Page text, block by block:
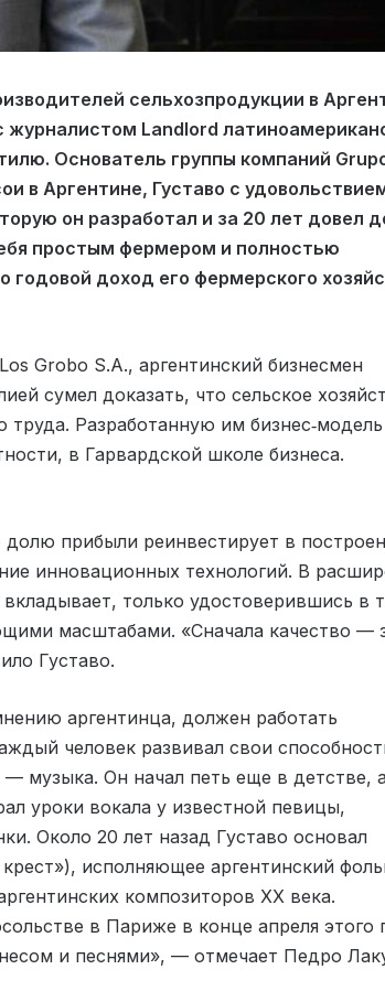
сельхоз­продукции в
Landlord
Основатель группы компаний
в Аргентине, Густаво с
он разработал и за 20 лет довел
простым фермером и полностью
годовой доход его фермерского
Grobo S.A., аргентинский бизнесмен
сумел доказать, что сельское
труда. Разработанную им бизнес‑модель
в Гарвардской школе бизнеса.
прибыли реинвестирует в
инновационных технологий. В
только удостоверившись в
масштабами. «Сначала качество —
Густаво.
аргентинца, должен работать
человек развивал свои
музыка. Он начал петь еще в детстве,
уроки вокала у известной певицы,
Около 20 лет назад Густаво основал
исполняющее аргентинский
композиторов XX века.
в Париже в конце апреля этого
и песнями», — отмечает Педро